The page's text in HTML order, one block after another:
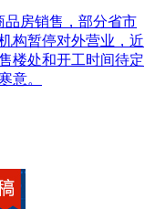
品房销售，部分省市
构暂停对外营业，近
楼处和开工时间待定
意。